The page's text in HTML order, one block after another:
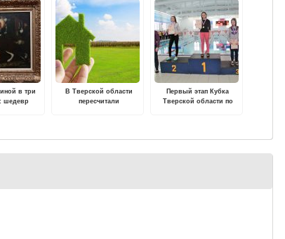
в три
шедевр
В Тверской области
пересчитали
Первый этап Кубка
Тверской области по